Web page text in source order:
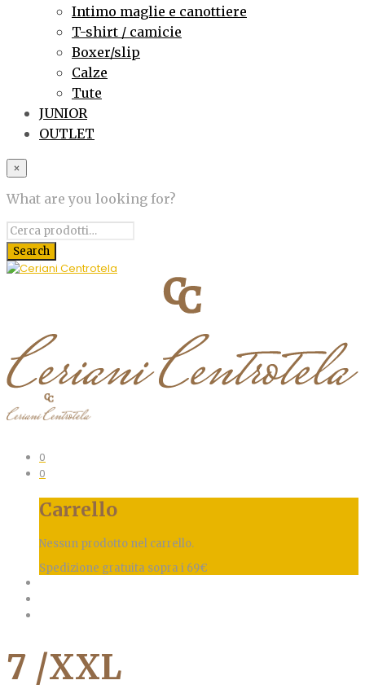
Intimo maglie e canottiere
T-shirt / camicie
Boxer/slip
Calze
Tute
JUNIOR
OUTLET
×
What are you looking for?
0
0
Carrello
Nessun prodotto nel carrello.
Spedizione gratuita sopra i 69€
7 /XXL